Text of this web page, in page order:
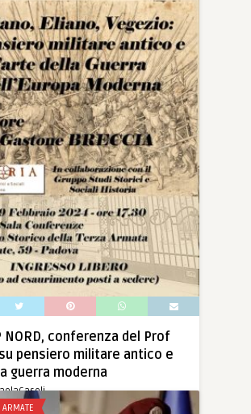
NORD, conferenza del Prof
pensiero militare antico e
guerra moderna